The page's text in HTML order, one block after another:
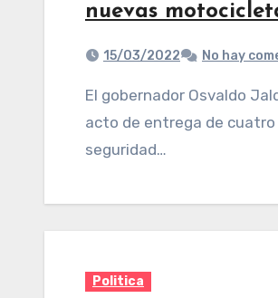
nuevas
15/03/2022 No hay
El gobernador Osvaldo Jaldo visitó esta tarde la comuna de San Pablo, donde encabezó el
acto de entrega de
seguridad…
Politica